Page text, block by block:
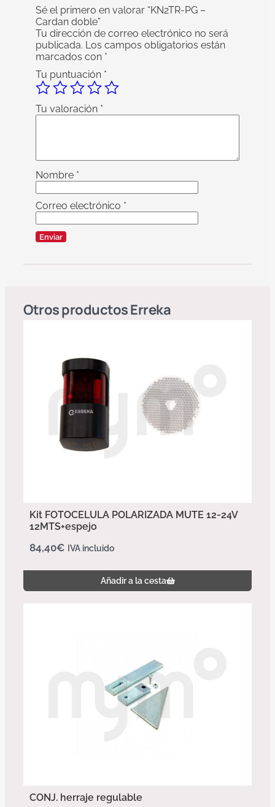
Sé el primero en valorar “KN2TR-PG –
Cardan doble”
Tu dirección de correo electrónico no será
publicada. Los campos obligatorios están
marcados con *
Tu puntuación *
Tu valoración *
Nombre *
Correo electrónico *
Otros productosErreka
Kit FOTOCELULA POLARIZADA MUTE 12-24V
12MTS+espejo
84,40€ IVA incluido
Añadir a la cesta
CONJ. herraje regulable